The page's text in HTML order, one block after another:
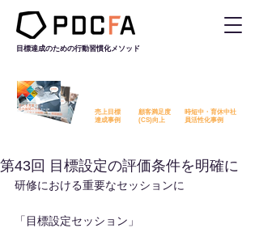
目標達成のための行動習慣化メソッド
売上目標
​達成事例
顧客満足度
​(CS)向上
時短中・育休中社
員活性化事例
第43回 目標設定の評価条件を明確に
研修における重要なセッションに
「目標設定セッション」